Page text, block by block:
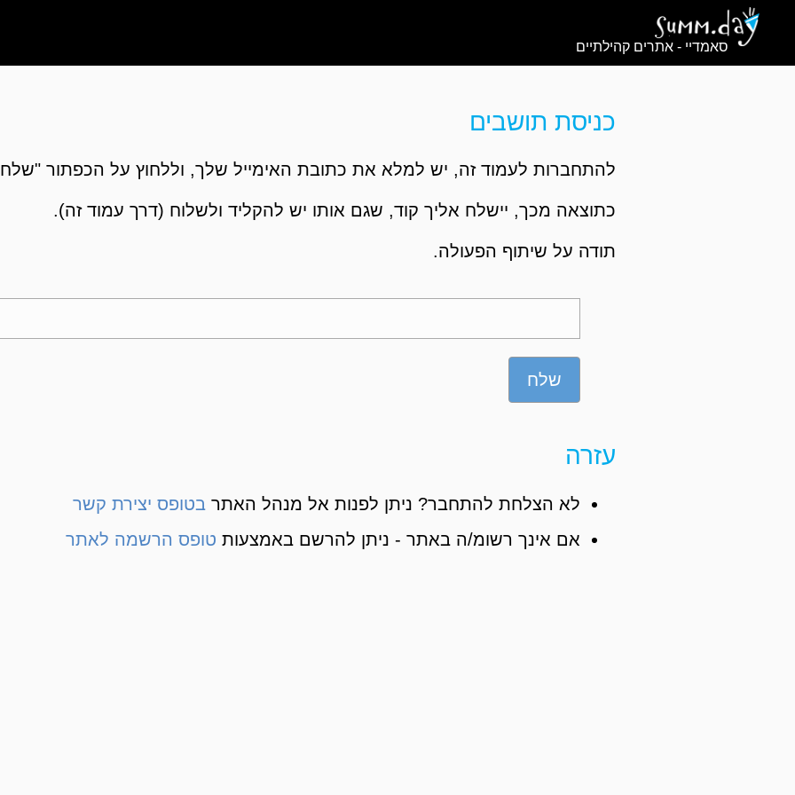
סאמדיי - אתרים קהילתיים
כניסת תושבים
להתחברות לעמוד זה, יש למלא את כתובת האימייל שלך, וללחוץ על הכפתור
כתוצאה מכך, יישלח אליך קוד, שגם אותו יש להקליד ולשלוח (דרך עמוד זה).
תודה על שיתוף הפעולה.
שלח
עזרה
לא הצלחת להתחבר? ניתן לפנות אל מנהל האתר בטופס יצירת קשר
אם אינך רשומ/ה באתר - ניתן להרשם באמצעות טופס הרשמה לאתר